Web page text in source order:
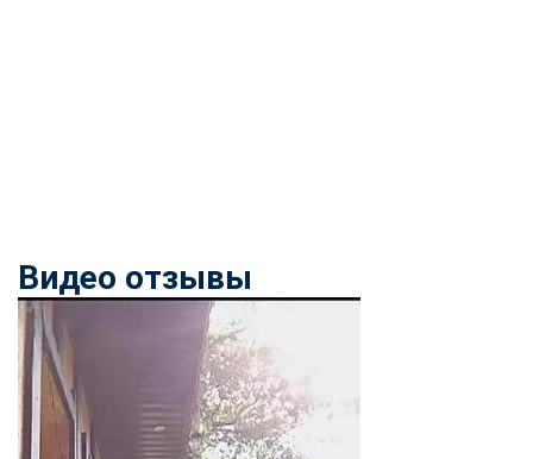
Видео отзывы